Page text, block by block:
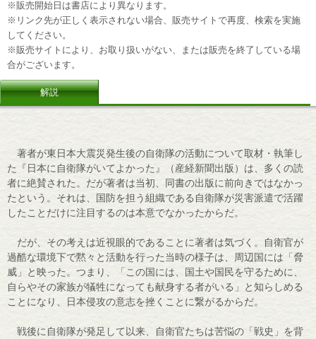
※販売開始日は書店により異なります。
※リンク先が正しく表示されない場合、販売サイトで再度、検索を実施
してください。
※販売サイトにより、お取り扱いがない、または販売を終了している場
合がございます。
解説
著者が東日本大震災発生後の自衛隊の活動について取材・執筆し
た『日本に自衛隊がいてよかった』（産経新聞出版）は、多くの読
者に絶賛された。だが著者は当初、同書の出版に前向きではなかっ
たという。それは、国防を担う組織である自衛隊が災害派遣で活躍
したことだけに注目するのは本意でなかったからだ。
だが、その考えは近視眼的であることに著者は気づく。自衛官が
過酷な環境下で黙々と活動を行った当時の様子は、周辺国には「脅
威」と映った。つまり、「この国には、国土や国民を守るために、
自らやその家族が犠牲になっても献身する者がいる」と知らしめる
ことになり、日本侵攻の意志を挫くことに繋がるからだ。
戦後に自衛隊が発足して以来、自衛官たちは苦悩の「戦史」を背